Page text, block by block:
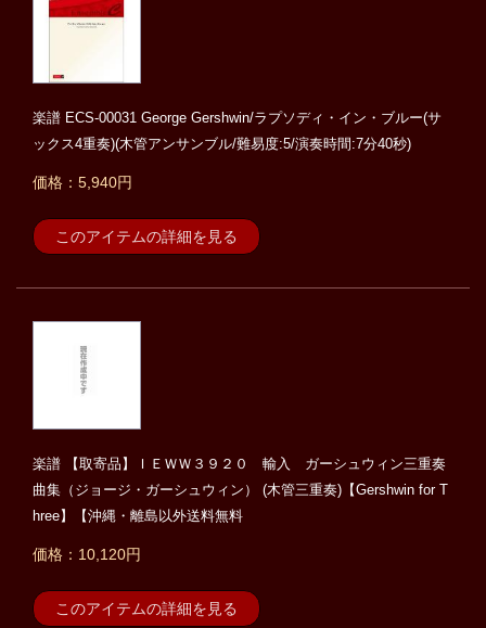
楽譜 ECS-00031 George Gershwin/ラプソディ・イン・ブルー(サ
ックス4重奏)(木管アンサンブル/難易度:5/演奏時間:7分40秒)
価格：5,940円
このアイテムの詳細を見る
楽譜 【取寄品】ＩＥＷＷ３９２０ 輸入 ガーシュウィン三重奏
曲集（ジョージ・ガーシュウィン） (木管三重奏)【Gershwin for T
hree】【沖縄・離島以外送料無料
価格：10,120円
このアイテムの詳細を見る